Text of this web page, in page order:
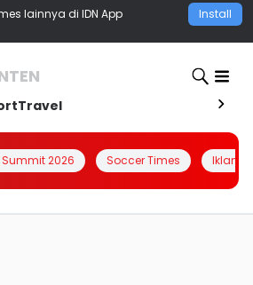
lainnya di IDN App Install
Travel
2026 Soccer Times Iklanin